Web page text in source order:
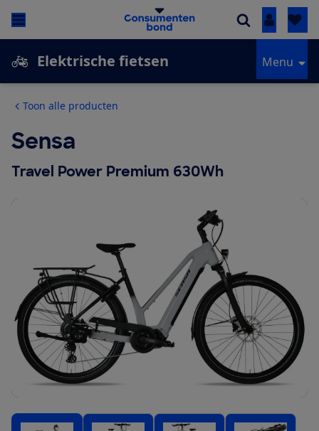
Inloggen
Elektrische fietsen Menu
Toon alle producten
Sensa
Travel Power Premium 630Wh